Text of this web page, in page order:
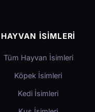
HAYVAN İSIMLERI
Tüm Hayvan İsimleri
Köpek İsimleri
Kedi İsimleri